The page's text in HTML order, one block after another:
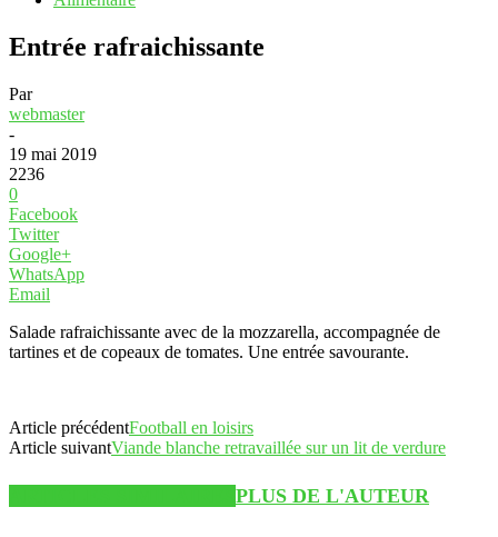
Entrée rafraichissante
Par
webmaster
-
19 mai 2019
2236
0
Facebook
Twitter
Google+
WhatsApp
Email
Salade rafraichissante avec de la mozzarella, accompagnée de
tartines et de copeaux de tomates. Une entrée savourante.
Article précédentFootball en loisirs
Article suivantViande blanche retravaillée sur un lit de verdure
PLUS DE L'AUTEUR